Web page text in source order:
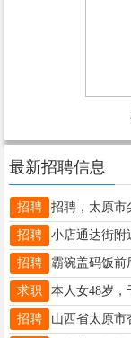
最新招聘信息
招聘
招聘
招聘
求职
招聘